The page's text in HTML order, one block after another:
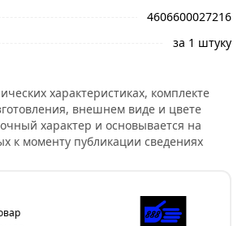
4606600027216
за 1 штуку
характеристиках, комплекте
внешнем виде и цвете
характер и основывается на
к моменту публикации сведениях